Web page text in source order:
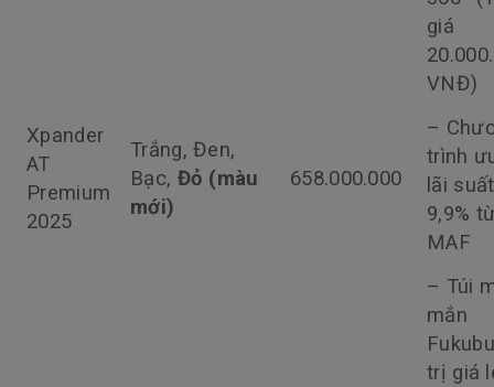
Xpander
AT
Premium
2025
Trắng, Đen,
Bạc, Đỏ (màu
mới)
658.000.000
giá
VNĐ)
–
trình
lãi suất
9,9%
MAF
– Túi
mắn
trị giá